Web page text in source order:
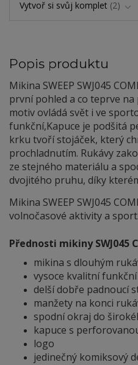
Vytvoř si svůj komplet 2
Popis produktu
Mikina SWEEP SWJ045
první pohled a co teprve
motiv ovládá svět i ve
funkční,Kapuce je podšitá
krku tvoří stojáček, který
prochladnutím. Rukávy
ze stejného materiálu a
dvojitého pruhu, díky
Mikina SWEEP SWJ045
volnočasové aktivity a sport.
Přednosti mikiny SWJ045
mikina s dlouhým
vysoce kvalitní
delší dobře padnoucí
manžety na konci
spodní okraj do
kapuce s
logo
jedinečný komiksový